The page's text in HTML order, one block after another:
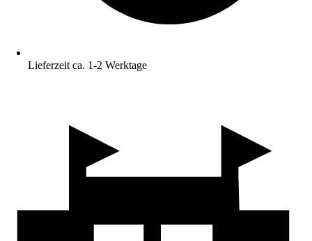
Lieferzeit ca. 1-2 Werktage